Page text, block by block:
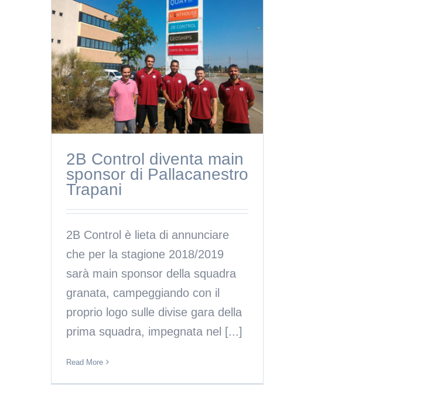
2B Control diventa main
sponsor di Pallacanestro
Trapani
2B Control è lieta di annunciare
che per la stagione 2018/2019
sarà main sponsor della squadra
granata, campeggiando con il
proprio logo sulle divise gara della
prima squadra, impegnata nel [...]
Read More